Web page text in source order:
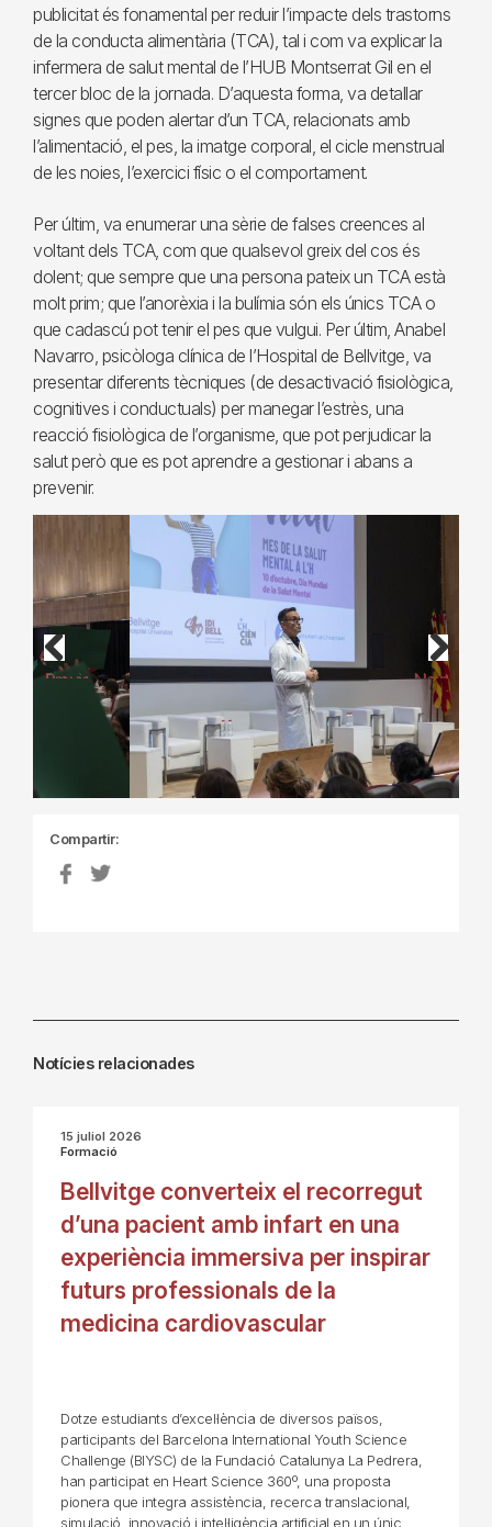
publicitat és fonamental per reduir l’impacte dels trastorns
de la conducta alimentària (TCA), tal i com va explicar la
infermera de salut mental de l’HUB Montserrat Gil en el
tercer bloc de la jornada. D’aquesta forma, va detallar
signes que poden alertar d’un TCA, relacionats amb
l’alimentació, el pes, la imatge corporal, el cicle menstrual
de les noies, l’exercici físic o el comportament.
Per últim, va enumerar una sèrie de falses creences al
voltant dels TCA, com que qualsevol greix del cos és
dolent; que sempre que una persona pateix un TCA està
molt prim; que l’anorèxia i la bulímia són els únics TCA o
que cadascú pot tenir el pes que vulgui. Per últim, Anabel
Navarro, psicòloga clínica de l’Hospital de Bellvitge, va
presentar diferents tècniques (de desactivació fisiològica,
cognitives i conductuals) per manegar l’estrès, una
reacció fisiològica de l’organisme, que pot perjudicar la
salut però que es pot aprendre a gestionar i abans a
prevenir.
Previous Next
Compartir:
Notícies relacionades
15 juliol 2026
Formació
Bellvitge converteix el recorregut
d’una pacient amb infart en una
experiència immersiva per inspirar
futurs professionals de la
medicina cardiovascular
Dotze estudiants d’excel·lència de diversos països,
participants del Barcelona International Youth Science
Challenge (BIYSC) de la Fundació Catalunya La Pedrera,
han participat en Heart Science 360º, una proposta
pionera que integra assistència, recerca translacional,
simulació, innovació i intel·ligència artificial en un únic